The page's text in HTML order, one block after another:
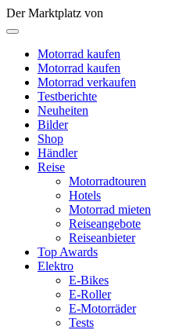
Der Marktplatz von
Motorrad kaufen
Motorrad kaufen
Motorrad verkaufen
Testberichte
Neuheiten
Bilder
Shop
Händler
Reise
Motorradtouren
Hotels
Motorrad mieten
Reiseangebote
Reiseanbieter
Top Awards
Elektro
E-Bikes
E-Roller
E-Motorräder
Tests